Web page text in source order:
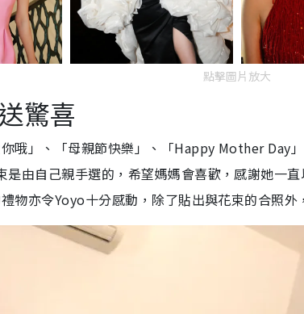
點擊圖片放大
驚喜
哦」、「母親節快樂」、「Happy Mother Day
是由自己親手選的，希望媽媽會喜歡，感謝她一
物亦令Yoyo十分感動，除了貼出與花束的合照外